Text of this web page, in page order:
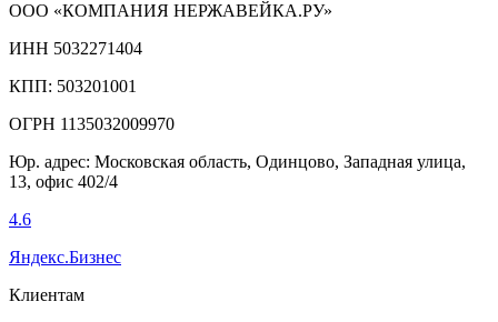
ООО «КОМПАНИЯ НЕРЖАВЕЙКА.РУ»
ИНН 5032271404
КПП: 503201001
ОГРН 1135032009970
Юр. адрес: Московская область, Одинцово, Западная улица,
13, офис 402/4
4.6
Яндекс.Бизнес
Клиентам